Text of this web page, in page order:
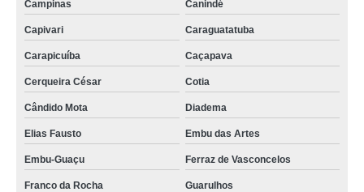
Campinas Canindé
Capivari Caraguatatuba
Carapicuíba Caçapava
Cerqueira César Cotia
Cândido Mota Diadema
Elias Fausto Embu das Artes
Embu-Guaçu Ferraz de Vasconcelos
Franco da Rocha Guarulhos